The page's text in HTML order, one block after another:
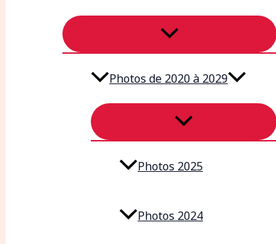
Photos de 2020 à 2029
Photos 2025
Photos 2024